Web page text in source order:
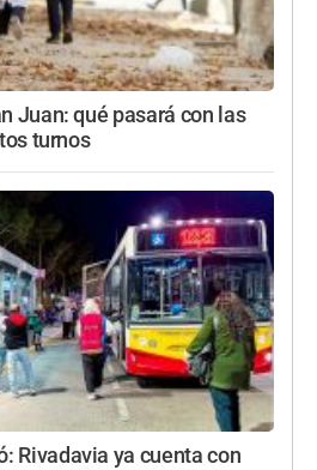
Juan: qué pasará con las
turnos
Rivadavia ya cuenta con